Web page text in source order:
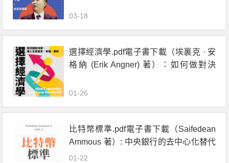
03-18
選擇經濟學.pdf電子書下載（埃裏克 · 安
格納 (Erik Angner) 著）：如何做對決
01-26
比特幣標準.pdf電子書下載（Saifedean
Ammous 著）: 中央銀行的去中心化替代
方案
01-22